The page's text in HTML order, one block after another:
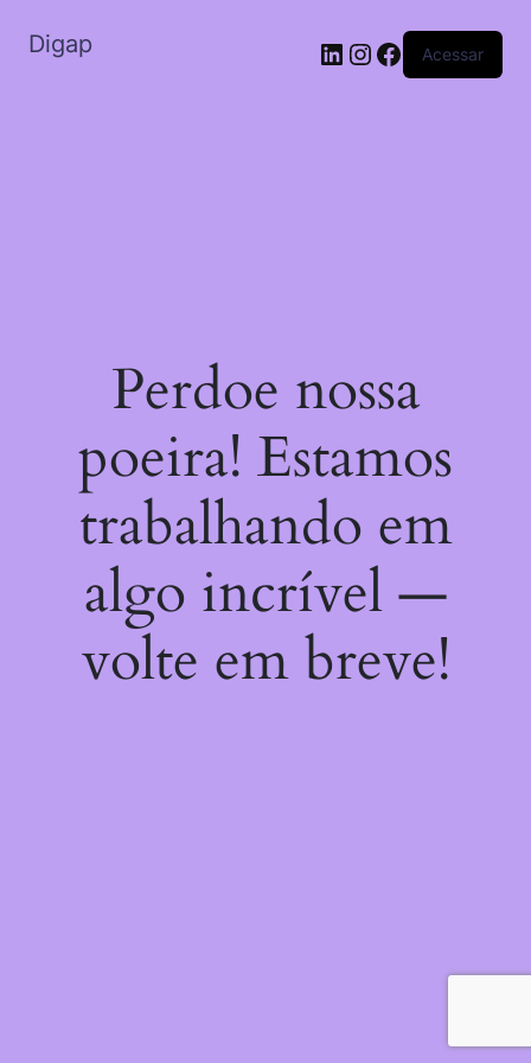
Digap Acessar
Perdoe nossa
poeira! Estamos
trabalhando em
algo incrível —
volte em breve!